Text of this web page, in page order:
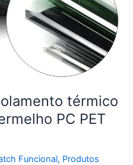
térmico
PC PET
Funcional, Produtos